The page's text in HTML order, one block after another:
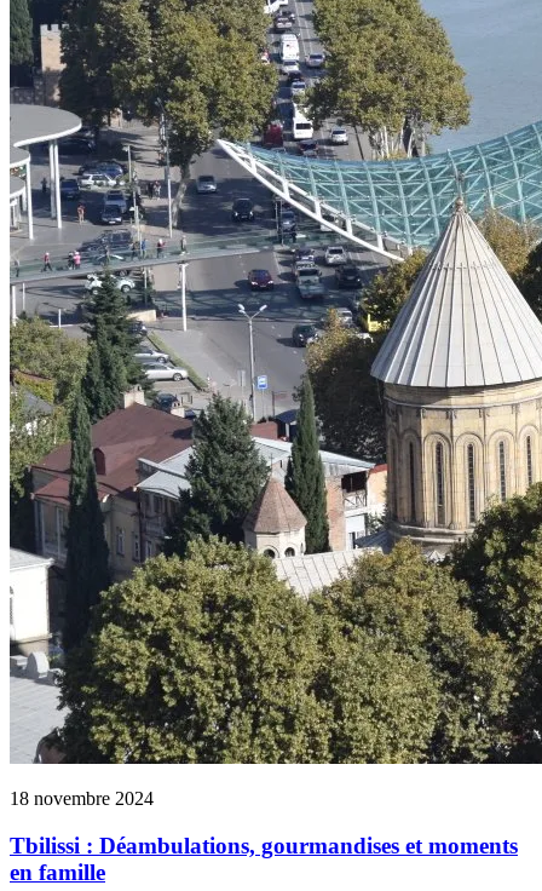
18 novembre 2024
Tbilissi : Déambulations, gourmandises et moments
en famille